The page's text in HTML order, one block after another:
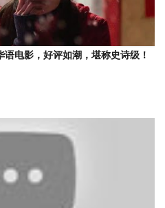
语电影，好评如潮，堪称史诗级！